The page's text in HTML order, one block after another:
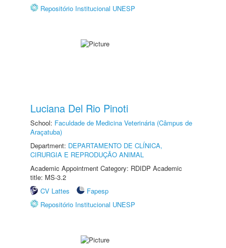
Repositório Institucional UNESP
Luciana Del Rio Pinoti
School: Faculdade de Medicina Veterinária (Câmpus de
Araçatuba)
Department: DEPARTAMENTO DE CLÍNICA,
CIRURGIA E REPRODUÇÃO ANIMAL
Academic Appointment Category: RDIDP Academic
title: MS-3.2
CV Lattes
Fapesp
Repositório Institucional UNESP